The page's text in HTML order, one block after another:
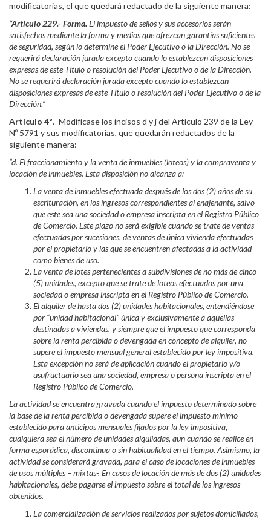
modificatorias, el que quedará redactado de la siguiente manera:
“Artículo 229.- Forma.El impuesto de sellos y sus accesorios serán
satisfechos mediante la forma y medios que ofrezcan garantías suficientes
de seguridad, según lo determine el Poder Ejecutivo o la Dirección. No se
requerirá declaración jurada excepto cuando lo establezcan disposiciones
expresas de este Título o resolución del Poder Ejecutivo o de la Dirección.
No se requerirá declaración jurada excepto cuando lo establezcan
disposiciones expresas de este Título o resolución del Poder Ejecutivo o de la
Dirección.”
Artículo 4º.- Modifícase los incisos d y j del Artículo 239 de la Ley
Nº 5791 y sus modificatorias, que quedarán redactados de la
siguiente manera:
“d. El fraccionamiento y la venta de inmuebles (loteos) y la compraventa y
locación de inmuebles. Esta disposición no alcanza a:
La venta de inmuebles efectuada después de los dos (2) años de su
escrituración, en los ingresos correspondientes al enajenante, salvo
que este sea una sociedad o empresa inscripta en el Registro Público
de Comercio. Este plazo no será exigible cuando se trate de ventas
efectuadas por sucesiones, de ventas de única vivienda efectuadas
por el propietario y las que se encuentren afectadas a la actividad
como bienes de uso.
La venta de lotes pertenecientes a subdivisiones de no más de cinco
(5) unidades, excepto que se trate de loteos efectuados por una
sociedad o empresa inscripta en el Registro Público de Comercio.
El alquiler de hasta dos (2) unidades habitacionales, entendiéndose
por “unidad habitacional” única y exclusivamente a aquellas
destinadas a viviendas, y siempre que el impuesto que corresponda
sobre la renta percibida o devengada en concepto de alquiler, no
supere el impuesto mensual general establecido por ley impositiva.
Esta excepción no será de aplicación cuando el propietario y/o
usufructuario sea una sociedad, empresa o persona inscripta en el
Registro Público de Comercio.
La actividad se encuentra gravada cuando el impuesto determinado sobre
la base de la renta percibida o devengada supere el impuesto mínimo
establecido para anticipos mensuales fijados por la ley impositiva,
cualquiera sea el número de unidades alquiladas, aun cuando se realice en
forma esporádica, discontinua o sin habitualidad en el tiempo. Asimismo, la
actividad se considerará gravada, para el caso de locaciones de inmuebles
de usos múltiples – mixtas-. En casos de locación de más de dos (2) unidades
habitacionales, debe pagarse el impuesto sobre el total de los ingresos
obtenidos.
La comercialización de servicios realizados por sujetos domiciliados,